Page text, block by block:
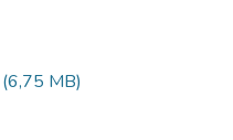
(6,75 MB)